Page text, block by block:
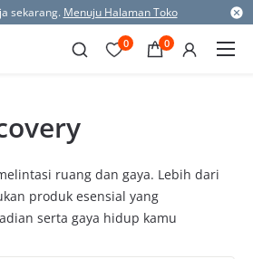
sekarang. Menuju Halaman Toko
0 0
ruang dan gaya. Lebih dari
produk esensial yang
serta gaya hidup kamu